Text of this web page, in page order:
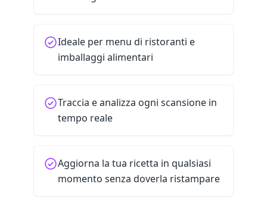
Ideale per menu di ristoranti e
imballaggi alimentari
Traccia e analizza ogni scansione in
tempo reale
Aggiorna la tua ricetta in qualsiasi
momento senza doverla ristampare